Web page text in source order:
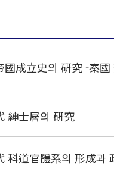
國成立史의 硏究 -秦國
紳士層의 硏究
科道官體系의 形成과